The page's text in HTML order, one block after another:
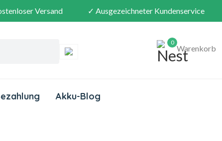
Versand ✓ Ausgezeichneter Kundenservice
0
Warenkorb
Akku-Blog